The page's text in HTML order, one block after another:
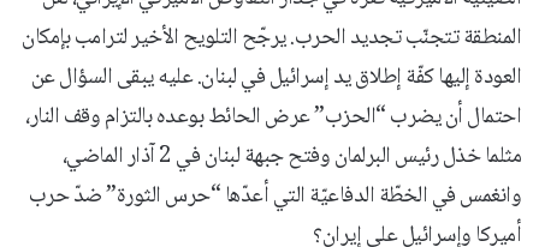
المنطقة تتجنّب تجديد الحرب. يرجّح التلويح الأخير لترامب بإمكان
العودة إليها كفّة إطلاق يد إسرائيل في لبنان. عليه يبقى السؤال عن
احتمال أن يضرب “الحزب” عرض الحائط بوعده بالتزام وقف النار،
مثلما خذل رئيس البرلمان وفتح جبهة لبنان في 2 آذار الماضي،
وانغمس في الخطّة الدفاعيّة التي أعدّها “حرس الثورة” ضدّ حرب
أميركا وإسرائيل على إيران؟